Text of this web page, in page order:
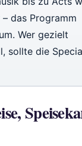
das Programm
Wer gezielt
sollte die